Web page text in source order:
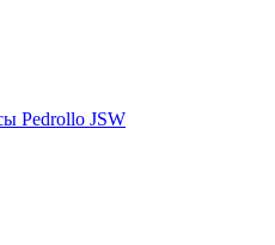
Pedrollo JSW